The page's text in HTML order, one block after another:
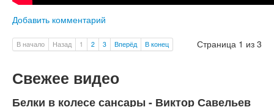
Добавить комментарий
Страница 1 из 3
В начало Назад 1 2 3 Вперёд В конец
Свежее видео
Белки в колесе сансары - Виктор Савельев